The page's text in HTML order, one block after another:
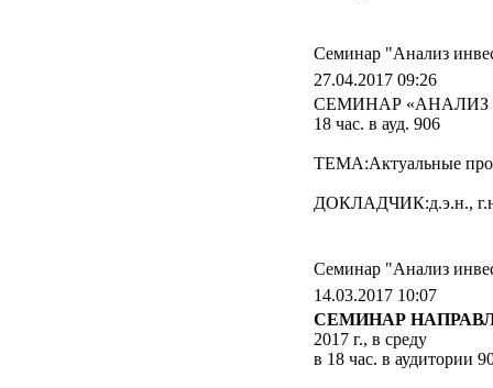
Семинар "Анализ
27.04.2017 09:26
СЕМИНАР «АНАЛИЗ
18 час. в ауд. 906
ТЕМА:Актуальные
ДОКЛАДЧИК:д.э.н.,
Семинар "Анализ
14.03.2017 10:07
СЕМИНАР
2017 г., в среду
в 18 час. в аудитории